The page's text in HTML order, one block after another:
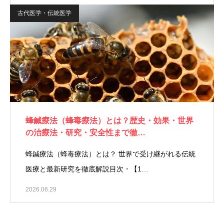
古代医学・伝統医学
蜂鍼療法（蜂毒療法）とは？歴史・効果・世界
の治療法・研究・安全性まで徹…
蜂鍼療法（蜂毒療法）とは？ 世界で受け継がれる伝統
医療と最新研究を徹底解説目次・【1…
2026.06.29